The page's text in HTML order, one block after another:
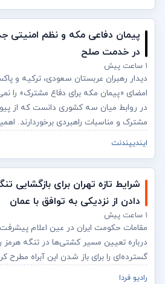
پیمان دفاعی مکه و نظم امنیتی
در خدمت صلح
۱ ساعت پیش
دیدار رهبران عربستان سعودی، ترکیه و
امضای «پیمان مکه برای دفاع مشترک» را
در روابط میان سه کشوری دانست که از
مشترک و مناسبات راهبردی برخوردارند.
ایندیپندنت
شرایط تازه تهران برای بازگشایی
دادن از نزدیکی به توافق با عمان
۱ ساعت پیش
مقامات حکومت ایران در عین اعلام پیشرفت
درباره تعیین مسیر کشتی‌ها در تنگه
گسترده‌ای را برای باز شدن این آبراه مطرح
رادیو فردا